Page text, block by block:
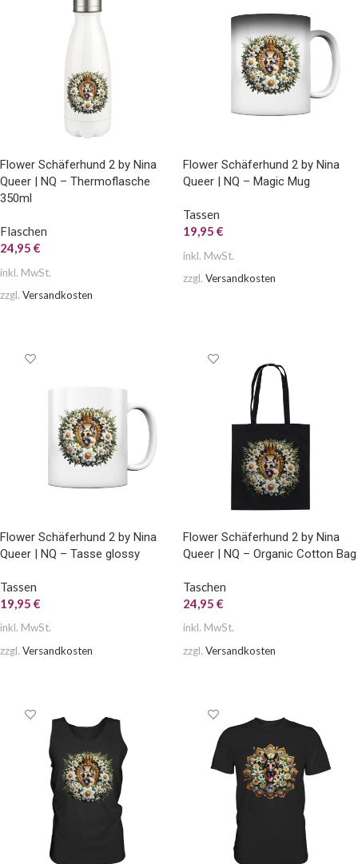
Flower Schäferhund 2 by Nina
Queer | NQ – Thermoflasche
350ml
Flaschen
24,95 €
inkl. MwSt.
zzgl. Versandkosten
Flower Schäferhund 2 by Nina
Queer | NQ – Magic Mug
Tassen
19,95 €
inkl. MwSt.
zzgl. Versandkosten
Flower Schäferhund 2 by Nina
Queer | NQ – Tasse glossy
Tassen
19,95 €
inkl. MwSt.
zzgl. Versandkosten
Flower Schäferhund 2 by Nina
Queer | NQ – Organic Cotton Bag
Taschen
24,95 €
inkl. MwSt.
zzgl. Versandkosten